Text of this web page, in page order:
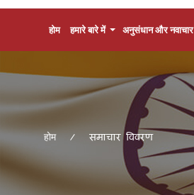
होम हमारे बारे में अनुसंधान और नवाचार
होम समाचार विवरण